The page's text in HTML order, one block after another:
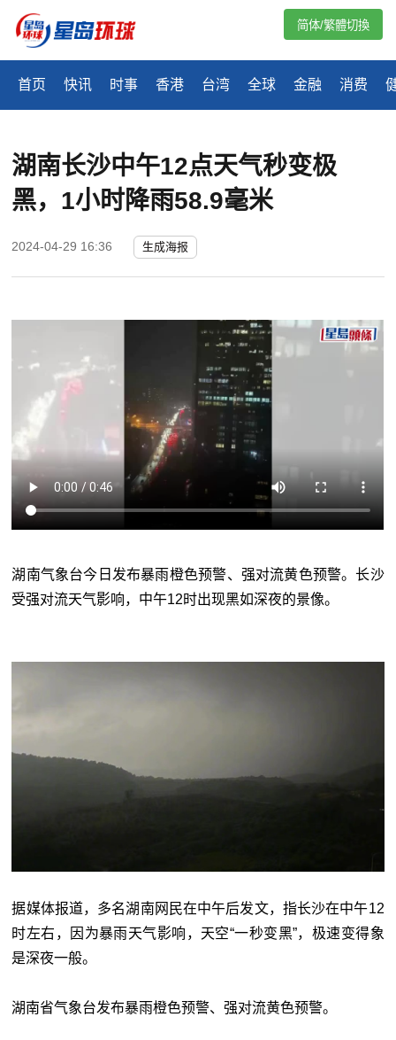
首页 快讯 时事 香港 台湾 全球 金融 消费
简体/繁體切換
湖南长沙中午12点天气秒变极
黑，1小时降雨58.9毫米
2024-04-29 16:36 生成海报
湖南气象台今日发布暴雨橙色预警、强对流黄色预警。长沙
受强对流天气影响，中午12时出现黑如深夜的景像。
据媒体报道，多名湖南网民在中午后发文，指长沙在中午12
时左右，因为暴雨天气影响，天空“一秒变黑”，极速变得象
是深夜一般。
湖南省气象台发布暴雨橙色预警、强对流黄色预警。